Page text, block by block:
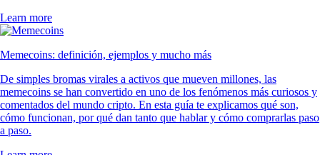
Learn more
Memecoins: definición, ejemplos y mucho más
De simples bromas virales a activos que mueven millones, las
memecoins se han convertido en uno de los fenómenos más curiosos y
comentados del mundo cripto. En esta guía te explicamos qué son,
cómo funcionan, por qué dan tanto que hablar y cómo comprarlas paso
a paso.